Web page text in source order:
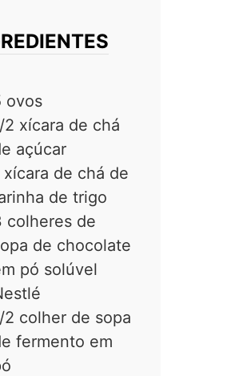
ovos
2 xícara de chá
açúcar
xícara de chá de
de trigo
colheres de
de chocolate
pó solúvel
2 colher de sopa
fermento em